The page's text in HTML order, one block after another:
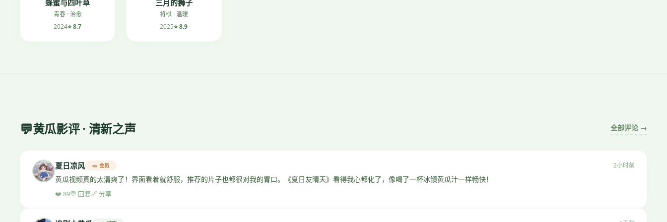
蜂蜜与四叶草
青春 · 治愈
2024⭐ 8.7
三月的狮子
将棋 · 温暖
2025⭐ 8.9
💬黄瓜影评 · 清新之声 全部评论 →
夏日凉风 🥒 会员 2小时前
黄瓜视频真的太清爽了！界面看着就舒服，推荐的片子也都很对我的胃口。《夏日友晴天》看得我心都化了，像喝了一杯冰镇黄瓜汁一样畅快！
❤️ 89💬 回复🔗 分享